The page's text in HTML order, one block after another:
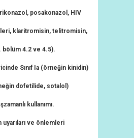
posakonazol, HIV
klaritromisin, telitromisin,
bölüm 4.2 ve 4.5).
Sınıf Ia (örneğin kinidin)
dofetilide, sotalol)
kullanımı.
uyarıları ve önlemleri